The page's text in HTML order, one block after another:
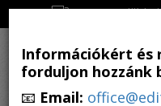
Ingyenes szállítás,
Információkért és
forduljon hozzánk
📧 Email: